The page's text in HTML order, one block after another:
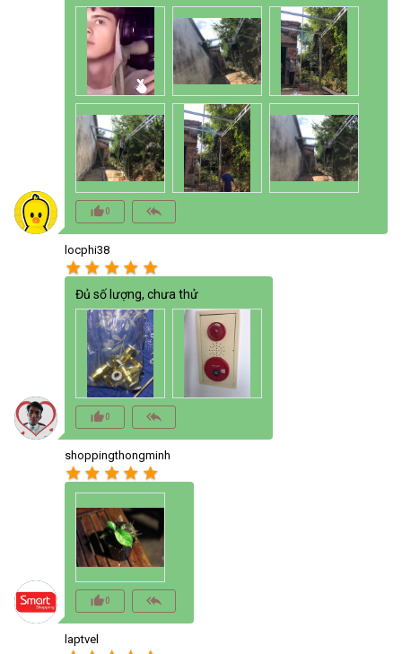
thumb_up_alt0 reply_all
locphi38
star star star star star
Đủ số lượng, chưa thử
thumb_up_alt0 reply_all
shoppingthongminh
star star star star star
thumb_up_alt0 reply_all
laptvel